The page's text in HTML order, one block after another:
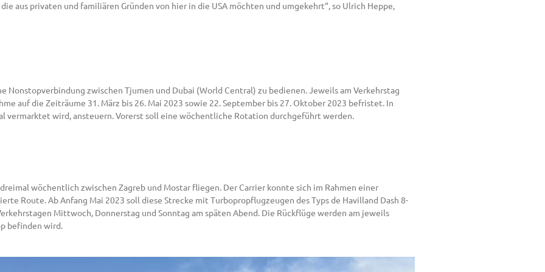
aus privaten und familiären Gründen von hier in die USA möchten und umgekehrt“, so Ulrich Heppe,
Nonstopverbindung zwischen Tjumen und Dubai (World Central) zu bedienen. Jeweils am Verkehrstag
auf die Zeiträume 31. März bis 26. Mai 2023 sowie 22. September bis 27. Oktober 2023 befristet. In
vermarktet wird, ansteuern. Vorerst soll eine wöchentliche Rotation durchgeführt werden.
wöchentlich zwischen Zagreb und Mostar fliegen. Der Carrier konnte sich im Rahmen einer
Route. Ab Anfang Mai 2023 soll diese Strecke mit Turbopropflugzeugen des Typs de Havilland Dash 8-
Mittwoch, Donnerstag und Sonntag am späten Abend. Die Rückflüge werden am jeweils
befinden wird.